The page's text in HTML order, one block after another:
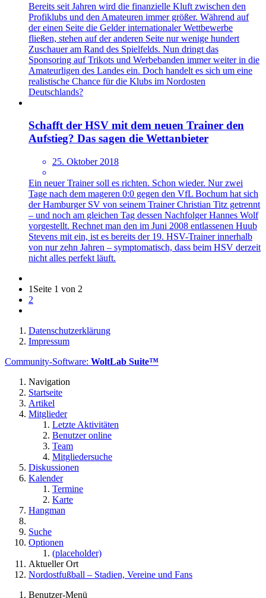
Bereits seit Jahren wird die finanzielle Kluft zwischen den
Profiklubs und den Amateuren immer größer. Während auf
der einen Seite die Gelder internationaler Wettbewerbe
fließen, stehen auf der anderen Seite nur wenige hundert
Zuschauer am Rand des Spielfelds. Nun dringt das
Sponsoring auf Trikots und Werbebanden immer weiter in die
Amateurligen des Landes ein. Doch handelt es sich um eine
realistische Chance für die Klubs im Nordosten
Deutschlands?
Schafft der HSV mit dem neuen Trainer den
Aufstieg? Das sagen die Wettanbieter
25. Oktober 2018
Ein neuer Trainer soll es richten. Schon wieder. Nur zwei
Tage nach dem mageren 0:0 gegen den VfL Bochum hat sich
der Hamburger SV von seinem Trainer Christian Titz getrennt
– und noch am gleichen Tag dessen Nachfolger Hannes Wolf
vorgestellt. Rechnet man den im Juni 2008 entlassenen Huub
Stevens mit ein, ist es bereits der 19. HSV-Trainer innerhalb
von nur zehn Jahren – symptomatisch, dass beim HSV derzeit
nicht alles perfekt läuft.
1 Seite 1 von 2
2
Datenschutzerklärung
Impressum
Community-Software: WoltLab Suite™
Navigation
Startseite
Artikel
Mitglieder
Letzte Aktivitäten
Benutzer online
Team
Mitgliedersuche
Diskussionen
Kalender
Termine
Karte
Hangman
Suche
Optionen
(placeholder)
Aktueller Ort
Nordostfußball – Stadien, Vereine und Fans
Benutzer-Menü